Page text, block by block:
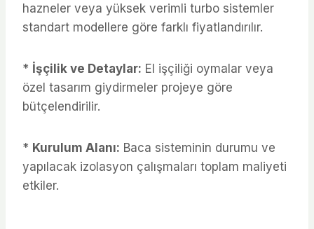
hazneler veya yüksek verimli turbo sistemler
standart modellere göre farklı fiyatlandırılır.
* İşçilik ve Detaylar: El işçiliği oymalar veya
özel tasarım giydirmeler projeye göre
bütçelendirilir.
* Kurulum Alanı: Baca sisteminin durumu ve
yapılacak izolasyon çalışmaları toplam maliyeti
etkiler.